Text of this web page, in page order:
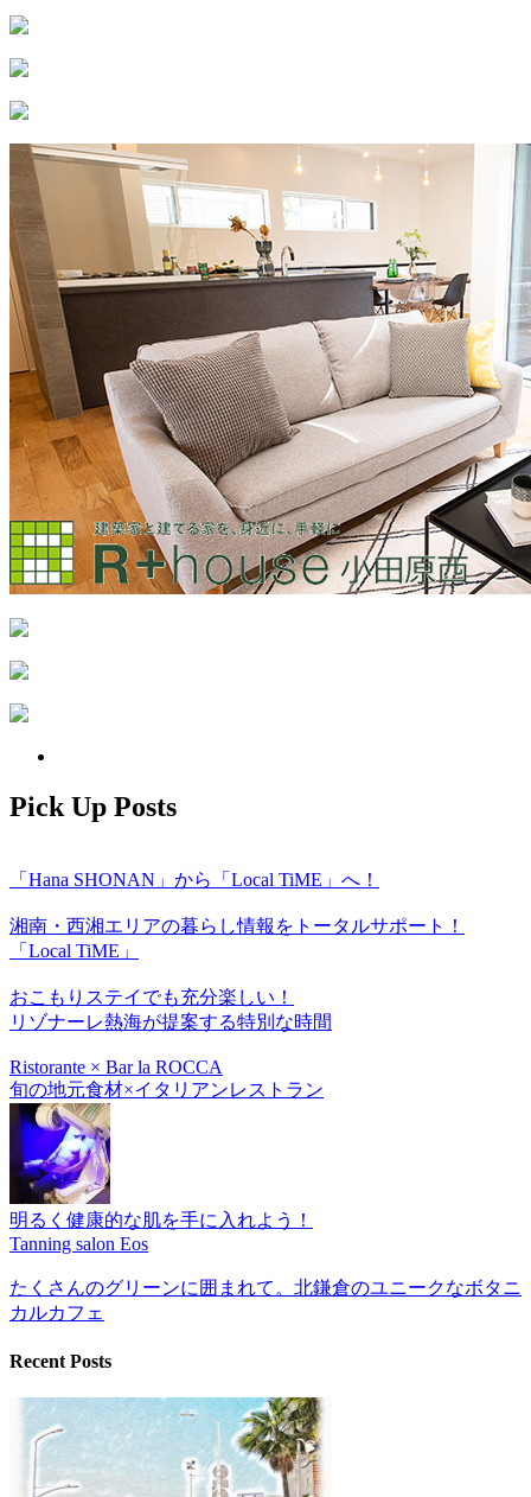
Pick Up Posts
「Hana SHONAN」から「Local TiME」へ！
湘南・西湘エリアの暮らし情報をトータルサポート！
「Local TiME」
おこもりステイでも充分楽しい！
リゾナーレ熱海が提案する特別な時間
Ristorante × Bar la ROCCA
旬の地元食材×イタリアンレストラン
明るく健康的な肌を手に入れよう！
Tanning salon Eos
たくさんのグリーンに囲まれて。北鎌倉のユニークなボタニ
カルカフェ
Recent Posts